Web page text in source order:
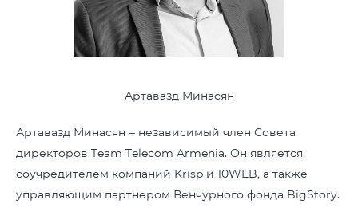
Артавазд Минасян
Артавазд Минасян – независимый член Совета
директоров Team Telecom Armenia. Он является
соучредителем компаний Krisp и 10WEB, а также
управляющим партнером Венчурного фонда BigStory.